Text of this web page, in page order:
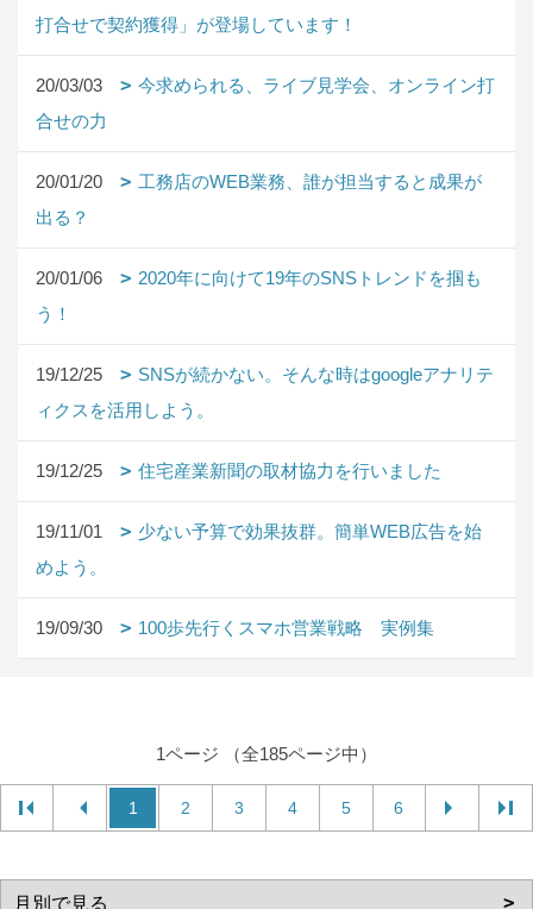
打合せで契約獲得」が登場しています！
20/03/03
今求められる、ライブ見学会、オンライン打
合せの力
20/01/20
工務店のWEB業務、誰が担当すると成果が
出る？
20/01/06
2020年に向けて19年のSNSトレンドを掴も
う！
19/12/25
SNSが続かない。そんな時はgoogleアナリテ
ィクスを活用しよう。
19/12/25 住宅産業新聞の取材協力を行いました
19/11/01
少ない予算で効果抜群。簡単WEB広告を始
めよう。
19/09/30 100歩先行くスマホ営業戦略 実例集
1ページ （全185ページ中）
1 2 3 4 5 6